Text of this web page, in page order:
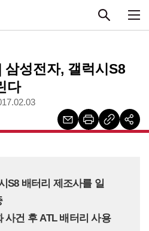
성전자, 갤럭시S8
다
S8 배터리 제조사를 일
사건 후 ATL 배터리 사용